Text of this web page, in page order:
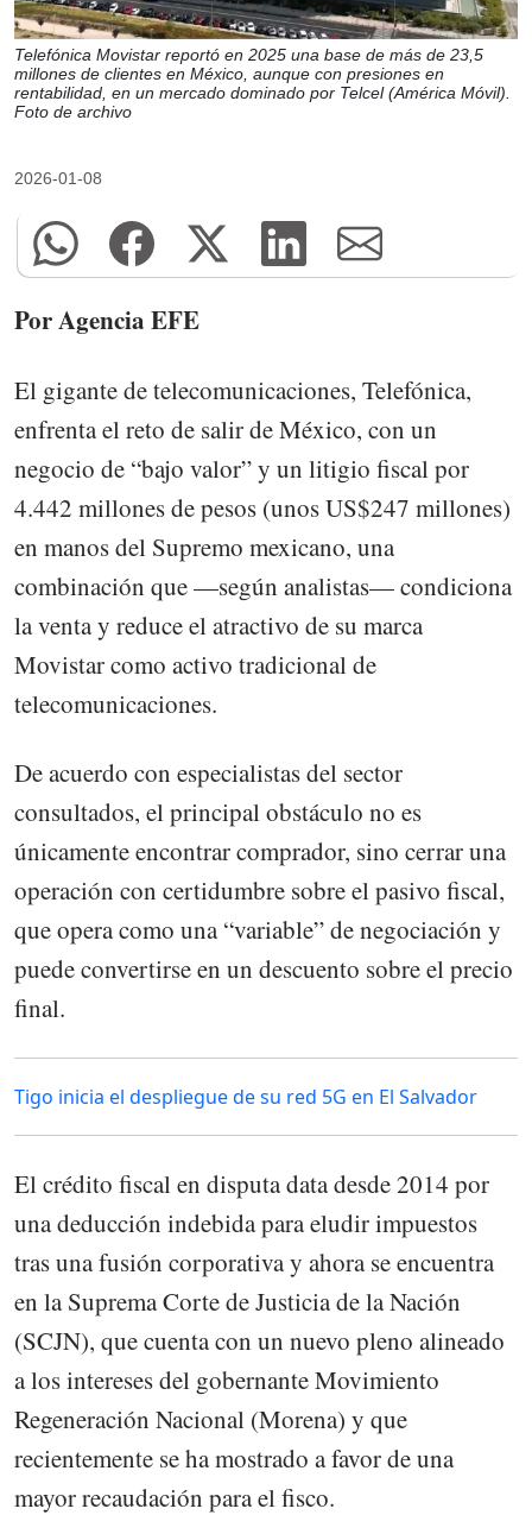
Telefónica Movistar reportó en 2025 una base de más de 23,5
millones de clientes en México, aunque con presiones en
rentabilidad, en un mercado dominado por Telcel (América Móvil).
Foto de archivo
2026-01-08
Por Agencia EFE
El gigante de telecomunicaciones, Telefónica,
enfrenta el reto de salir de México, con un
negocio de “bajo valor” y un litigio fiscal por
4.442 millones de pesos (unos US$247 millones)
en manos del Supremo mexicano, una
combinación que —según analistas— condiciona
la venta y reduce el atractivo de su marca
Movistar como activo tradicional de
telecomunicaciones.
De acuerdo con especialistas del sector
consultados, el principal obstáculo no es
únicamente encontrar comprador, sino cerrar una
operación con certidumbre sobre el pasivo fiscal,
que opera como una “variable” de negociación y
puede convertirse en un descuento sobre el precio
final.
Tigo inicia el despliegue de su red 5G en El Salvador
El crédito fiscal en disputa data desde 2014 por
una deducción indebida para eludir impuestos
tras una fusión corporativa y ahora se encuentra
en la Suprema Corte de Justicia de la Nación
(SCJN), que cuenta con un nuevo pleno alineado
a los intereses del gobernante Movimiento
Regeneración Nacional (Morena) y que
recientemente se ha mostrado a favor de una
mayor recaudación para el fisco.